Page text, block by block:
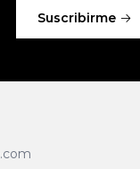
Suscribirme